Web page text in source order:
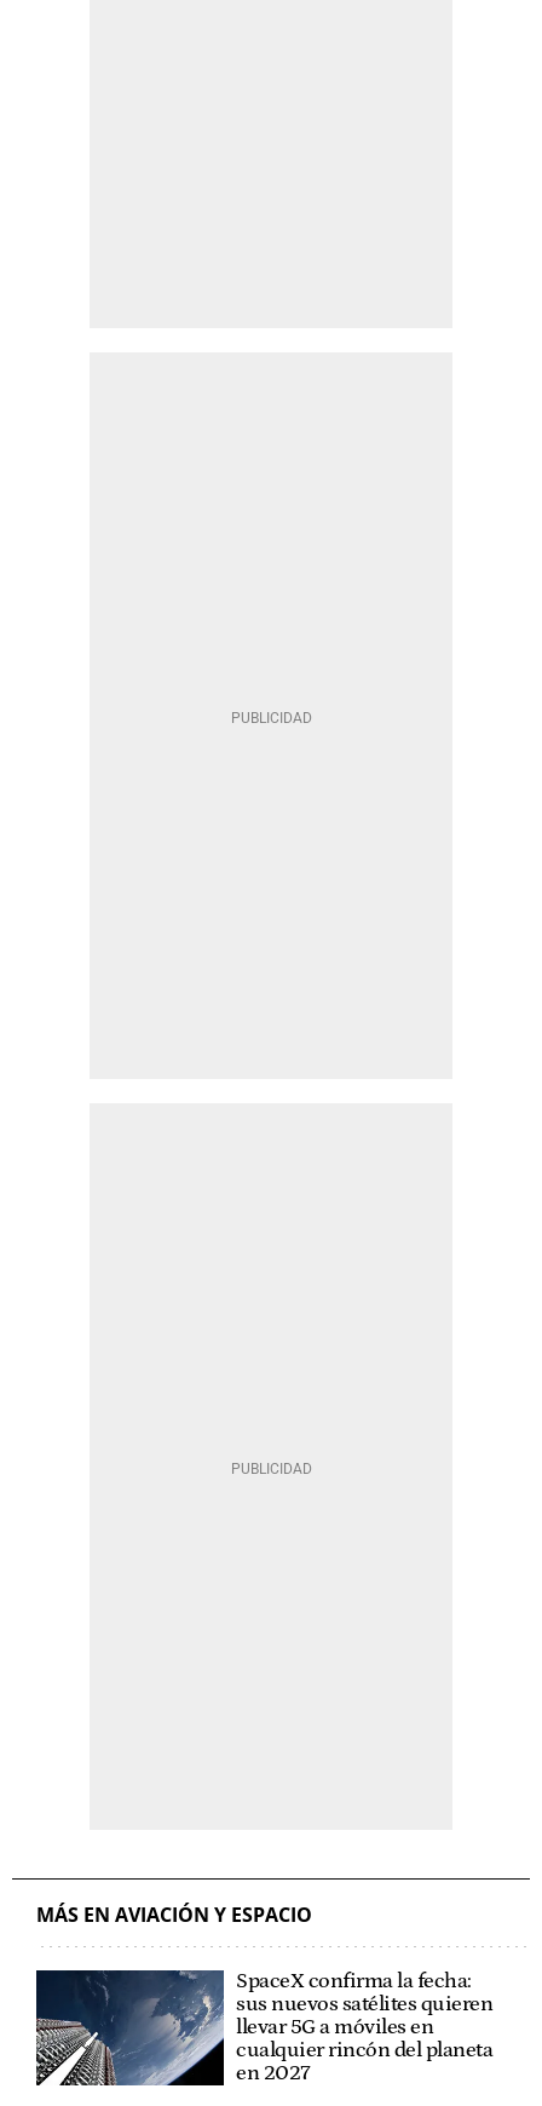
MÁS EN AVIACIÓN Y ESPACIO
SpaceX confirma la fecha:
sus nuevos satélites quieren
llevar 5G a móviles en
cualquier rincón del planeta
en 2027